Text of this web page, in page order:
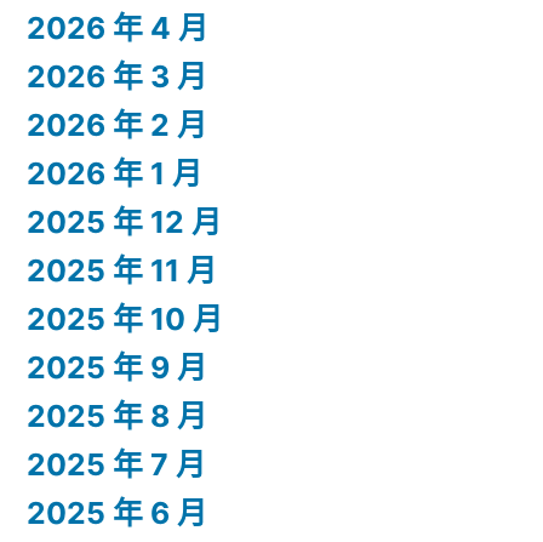
2026 年 4 月
2026 年 3 月
2026 年 2 月
2026 年 1 月
2025 年 12 月
2025 年 11 月
2025 年 10 月
2025 年 9 月
2025 年 8 月
2025 年 7 月
2025 年 6 月